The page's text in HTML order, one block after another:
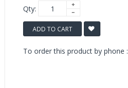
Qty:
ADD TO CART
To order this product by phone :